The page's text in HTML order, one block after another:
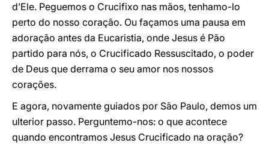
d’Ele. Peguemos o Crucifixo nas mãos, tenhamo-lo
perto do nosso coração. Ou façamos uma pausa em
adoração antes da Eucaristia, onde Jesus é Pão
partido para nós, o Crucificado Ressuscitado, o poder
de Deus que derrama o seu amor nos nossos
corações.
E agora, novamente guiados por São Paulo, demos um
ulterior passo. Perguntemo-nos: o que acontece
quando encontramos Jesus Crucificado na oração?